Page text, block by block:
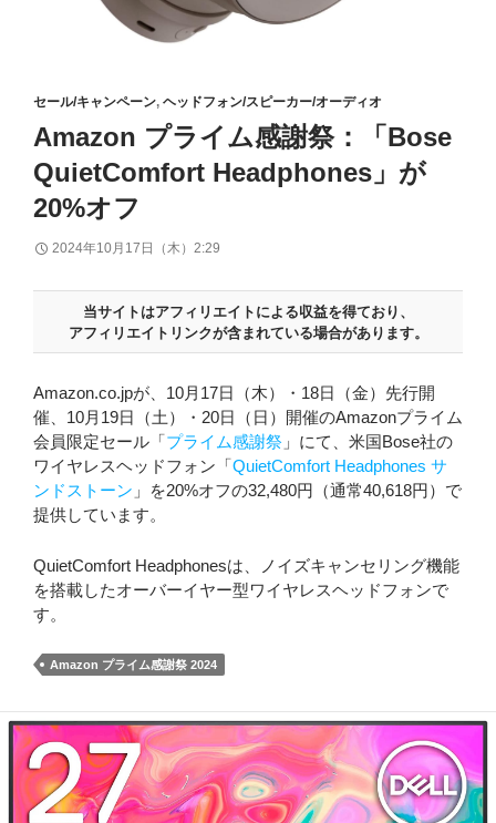
セール/キャンペーン, ヘッドフォン/スピーカー/オーディオ
Amazon プライム感謝祭：「Bose
QuietComfort Headphones」が
20%オフ
2024年10月17日（木）2:29
当サイトはアフィリエイトによる収益を得ており、
アフィリエイトリンクが含まれている場合があります。
Amazon.co.jpが、10月17日（木）・18日（金）先行開
催、10月19日（土）・20日（日）開催のAmazonプライム
会員限定セール「プライム感謝祭 」にて、米国Bose社の
ワイヤレスヘッドフォン「QuietComfort Headphones サ
ンドストーン 」を20%オフの32,480円（通常40,618円）で
提供しています。
QuietComfort Headphonesは、ノイズキャンセリング機能
を搭載したオーバーイヤー型ワイヤレスヘッドフォンで
す。
Amazon プライム感謝祭 2024